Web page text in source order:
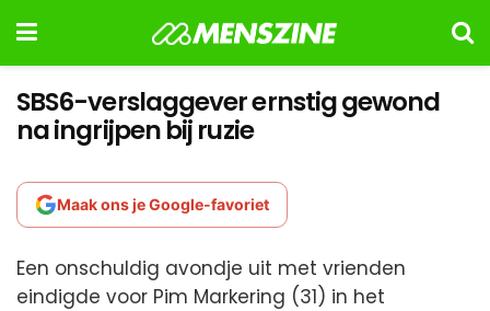
SBS6-verslaggever ernstig gewond
na ingrijpen bij ruzie
Maak ons je Google-favoriet
Een onschuldig avondje uit met vrienden
eindigde voor Pim Markering (31) in het